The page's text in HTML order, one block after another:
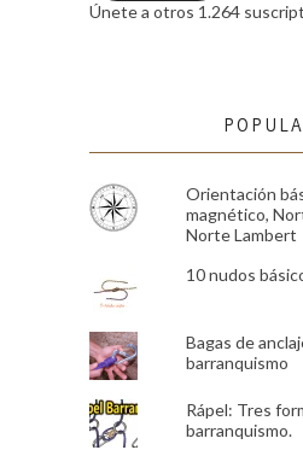
Únete a otros 1.264
Orientación
magnético,
Norte Lambert
10 nudos
Bagas de
barranquismo
Rápel: Tres
barranquismo.